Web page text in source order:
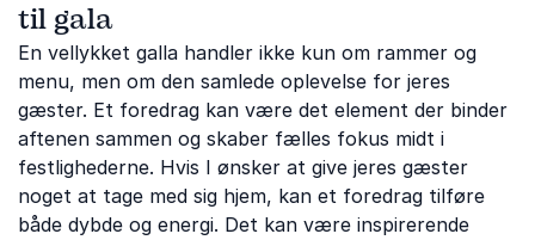
til gala
En vellykket galla handler ikke kun om rammer og
menu, men om den samlede oplevelse for jeres
gæster. Et foredrag kan være det element der binder
aftenen sammen og skaber fælles fokus midt i
festlighederne. Hvis I ønsker at give jeres gæster
noget at tage med sig hjem, kan et foredrag tilføre
både dybde og energi. Det kan være inspirerende